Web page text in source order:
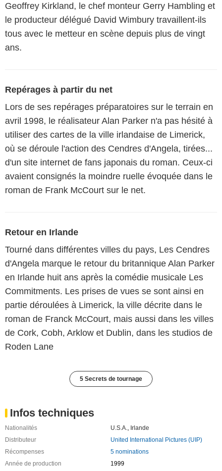
Geoffrey Kirkland, le chef monteur Gerry Hambling et
le producteur délégué David Wimbury travaillent-ils
tous avec le metteur en scène depuis plus de vingt
ans.
Repérages à partir du net
Lors de ses repérages préparatoires sur le terrain en
avril 1998, le réalisateur Alan Parker n'a pas hésité à
utiliser des cartes de la ville irlandaise de Limerick,
où se déroule l'action des Cendres d'Angela, tirées...
d'un site internet de fans japonais du roman. Ceux-ci
avaient consignés la moindre ruelle évoquée dans le
roman de Frank McCourt sur le net.
Retour en Irlande
Tourné dans différentes villes du pays, Les Cendres
d'Angela marque le retour du britannique Alan Parker
en Irlande huit ans après la comédie musicale Les
Commitments. Les prises de vues se sont ainsi en
partie déroulées à Limerick, la ville décrite dans le
roman de Franck McCourt, mais aussi dans les villes
de Cork, Cobh, Arklow et Dublin, dans les studios de
Roden Lane
5 Secrets de tournage
Infos techniques
Nationalités U.S.A.
Irlande
Distributeur
United International Pictures (UIP)
Récompenses
5 nominations
Année de production
1999